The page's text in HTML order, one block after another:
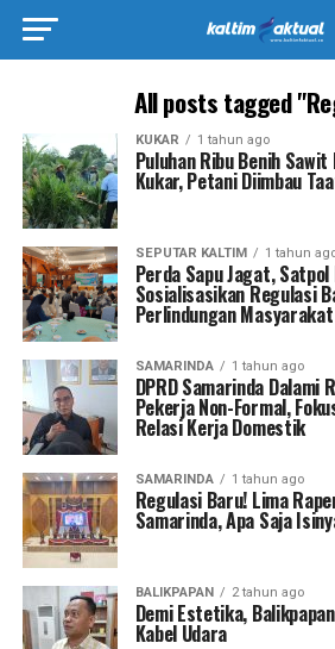
All posts tagged
KUKAR 1 tahun ago
Puluhan Ribu Benih
Kukar, Petani Diimbau
SEPUTAR KALTIM 1 tahun
Perda Sapu Jagat,
Sosialisasikan Regulasi
Perlindungan Masyarakat
SAMARINDA 1 tahun ago
DPRD Samarinda Dalami
Pekerja Non-Formal,
Relasi Kerja Domestik
SAMARINDA 1 tahun ago
Regulasi Baru! Lima
Samarinda, Apa Saja
BALIKPAPAN 2 tahun ago
Demi Estetika,
Kabel Udara